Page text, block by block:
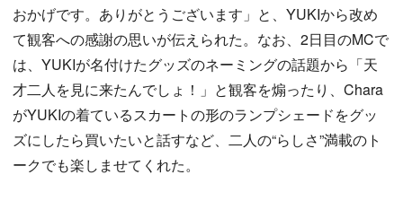
おかげです。ありがとうございます」と、YUKIから改め
て観客への感謝の思いが伝えられた。なお、2日目のMCで
は、YUKIが名付けたグッズのネーミングの話題から「天
才二人を見に来たんでしょ！」と観客を煽ったり、Chara
がYUKIの着ているスカートの形のランプシェードをグッ
ズにしたら買いたいと話すなど、二人の“らしさ”満載のト
ークでも楽しませてくれた。